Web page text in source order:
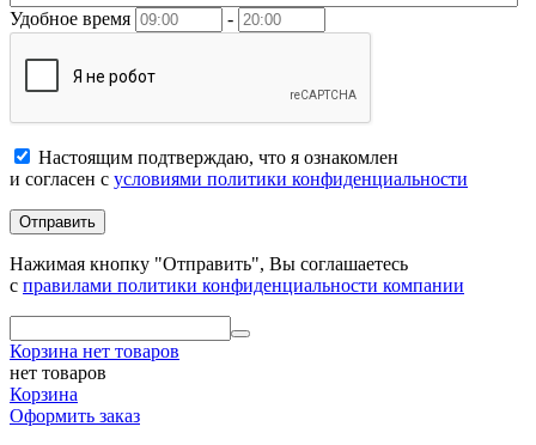
Удобное время -
Настоящим подтверждаю, что я ознакомлен
и согласен с условиями политики конфиденциальности
Отправить
Нажимая кнопку "Отправить", Вы соглашаетесь
с правилами политики конфиденциальности компании
Корзина нет товаров
нет товаров
Корзина
Оформить заказ